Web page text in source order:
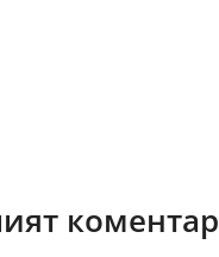
коментар